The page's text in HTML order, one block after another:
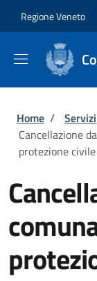
Regione Veneto
Briciole
Home / Servizi
Cancellazione
protezione civile